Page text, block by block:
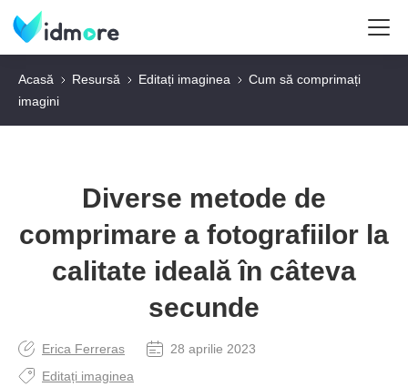
Acasă Resursă Editați imaginea
Cum să comprimați
imagini
Diverse metode de
comprimare a fotografiilor la
calitate ideală în câteva
secunde
Erica Ferreras
28 aprilie 2023
Editați imaginea